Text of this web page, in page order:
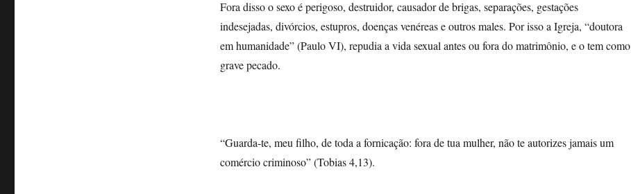
Fora disso o sexo é perigoso, destruidor, causador de brigas, separações, gestações
indesejadas, divórcios, estupros, doenças venéreas e outros males. Por isso a Igreja, “doutora
em humanidade” (Paulo VI), repudia a vida sexual antes ou fora do matrimônio, e o tem como
grave pecado.
“Guarda-te, meu filho, de toda a fornicação: fora de tua mulher, não te autorizes jamais um
comércio criminoso” (Tobias 4,13).